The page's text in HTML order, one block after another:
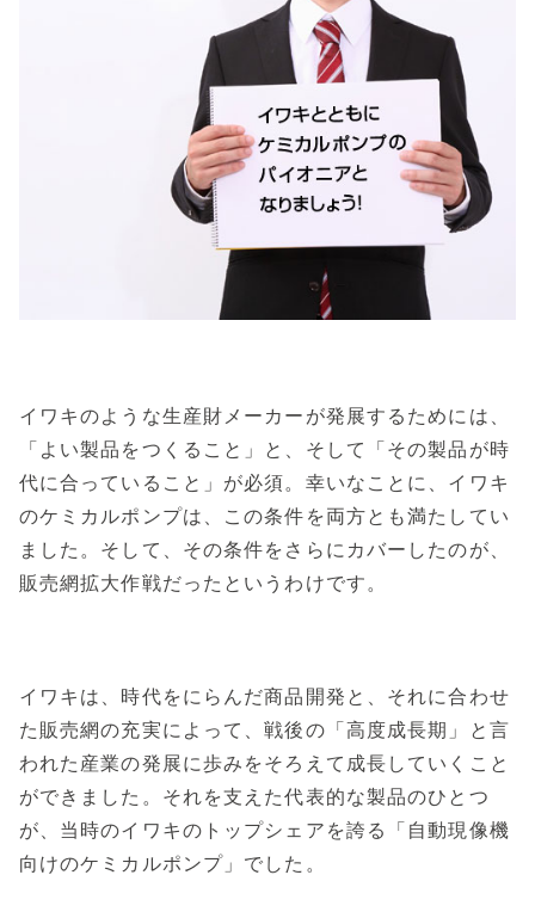
イワキのような生産財メーカーが発展するためには、
「よい製品をつくること」と、そして「その製品が時
代に合っていること」が必須。幸いなことに、イワキ
のケミカルポンプは、この条件を両方とも満たしてい
ました。そして、その条件をさらにカバーしたのが、
販売網拡大作戦だったというわけです。
イワキは、時代をにらんだ商品開発と、それに合わせ
た販売網の充実によって、戦後の「高度成長期」と言
われた産業の発展に歩みをそろえて成長していくこと
ができました。それを支えた代表的な製品のひとつ
が、当時のイワキのトップシェアを誇る「自動現像機
向けのケミカルポンプ」でした。